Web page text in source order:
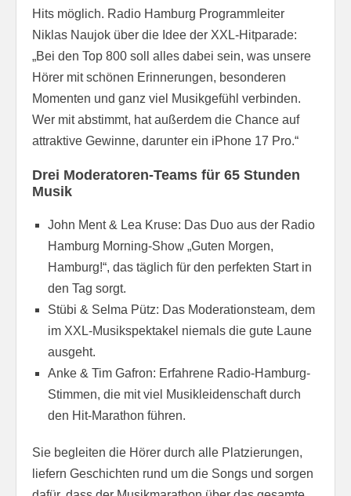
Hits möglich. Radio Hamburg Programmleiter
Niklas Naujok über die Idee der XXL-Hitparade:
„Bei den Top 800 soll alles dabei sein, was unsere
Hörer mit schönen Erinnerungen, besonderen
Momenten und ganz viel Musikgefühl verbinden.
Wer mit abstimmt, hat außerdem die Chance auf
attraktive Gewinne, darunter ein iPhone 17 Pro.“
Drei Moderatoren-Teams für 65 Stunden
Musik
John Ment & Lea Kruse: Das Duo aus der Radio
Hamburg Morning-Show „Guten Morgen,
Hamburg!“, das täglich für den perfekten Start in
den Tag sorgt.
Stübi & Selma Pütz: Das Moderationsteam, dem
im XXL-Musikspektakel niemals die gute Laune
ausgeht.
Anke & Tim Gafron: Erfahrene Radio-Hamburg-
Stimmen, die mit viel Musikleidenschaft durch
den Hit-Marathon führen.
Sie begleiten die Hörer durch alle Platzierungen,
liefern Geschichten rund um die Songs und sorgen